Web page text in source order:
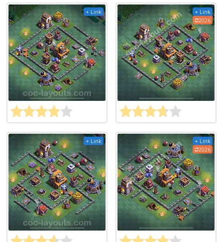
+ Link
+ Link
2026
+ Link
+ Link
2026